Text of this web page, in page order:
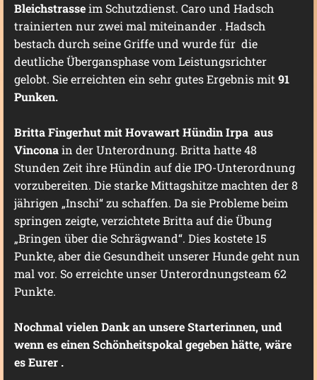
Bleichstrasseim Schutzdienst. Caro und Hadsch
trainierten nur zwei mal miteinander . Hadsch
bestach durch seine Griffe und wurde für die
deutliche Übergansphase vom Leistungsrichter
gelobt. Sie erreichten ein sehr gutes Ergebnis mit 91
Punken.
Britta Fingerhut mit Hovawart Hündin Irpa aus
Vinconain der Unterordnung. Britta hatte 48
Stunden Zeit ihre Hündin auf die IPO-Unterordnung
vorzubereiten. Die starke Mittagshitze machten der 8
jährigen „Inschi“ zu schaffen. Da sie Probleme beim
springen zeigte, verzichtete Britta auf die Übung
„Bringen über die Schrägwand“. Dies kostete 15
Punkte, aber die Gesundheit unserer Hunde geht nun
mal vor. So erreichte unser Unterordnungsteam 62
Punkte.
Nochmal vielen Dank an unsere Starterinnen, und
wenn es einen Schönheitspokal gegeben hätte, wäre
es Eurer .